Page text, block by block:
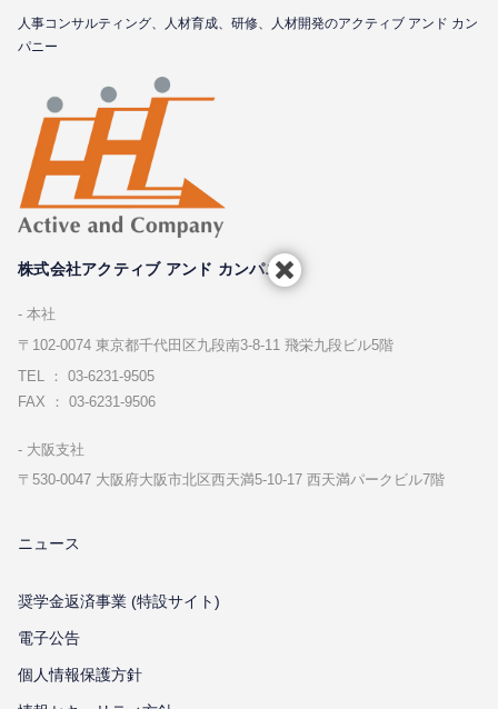
⼈事コンサルティング、⼈材育成、研修、⼈材開発のアクティブ アンド カン
パニー
株式会社アクティブ アンド カンパニー
本社
〒102-0074 東京都千代⽥区九段南3-8-11 飛栄九段ビル5階
TEL ： 03-6231-9505
FAX ： 03-6231-9506
⼤阪⽀社
〒530-0047 ⼤阪府⼤阪市北区⻄天満5-10-17 ⻄天満パークビル7階
ニュース
奨学金返済事業 (特設サイト)
電子公告
個⼈情報保護⽅針